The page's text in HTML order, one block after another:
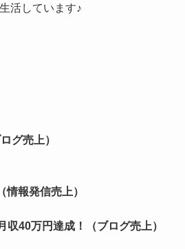
活しています♪
グ売上）
情報発信売上）
40万円達成！（ブログ売上）